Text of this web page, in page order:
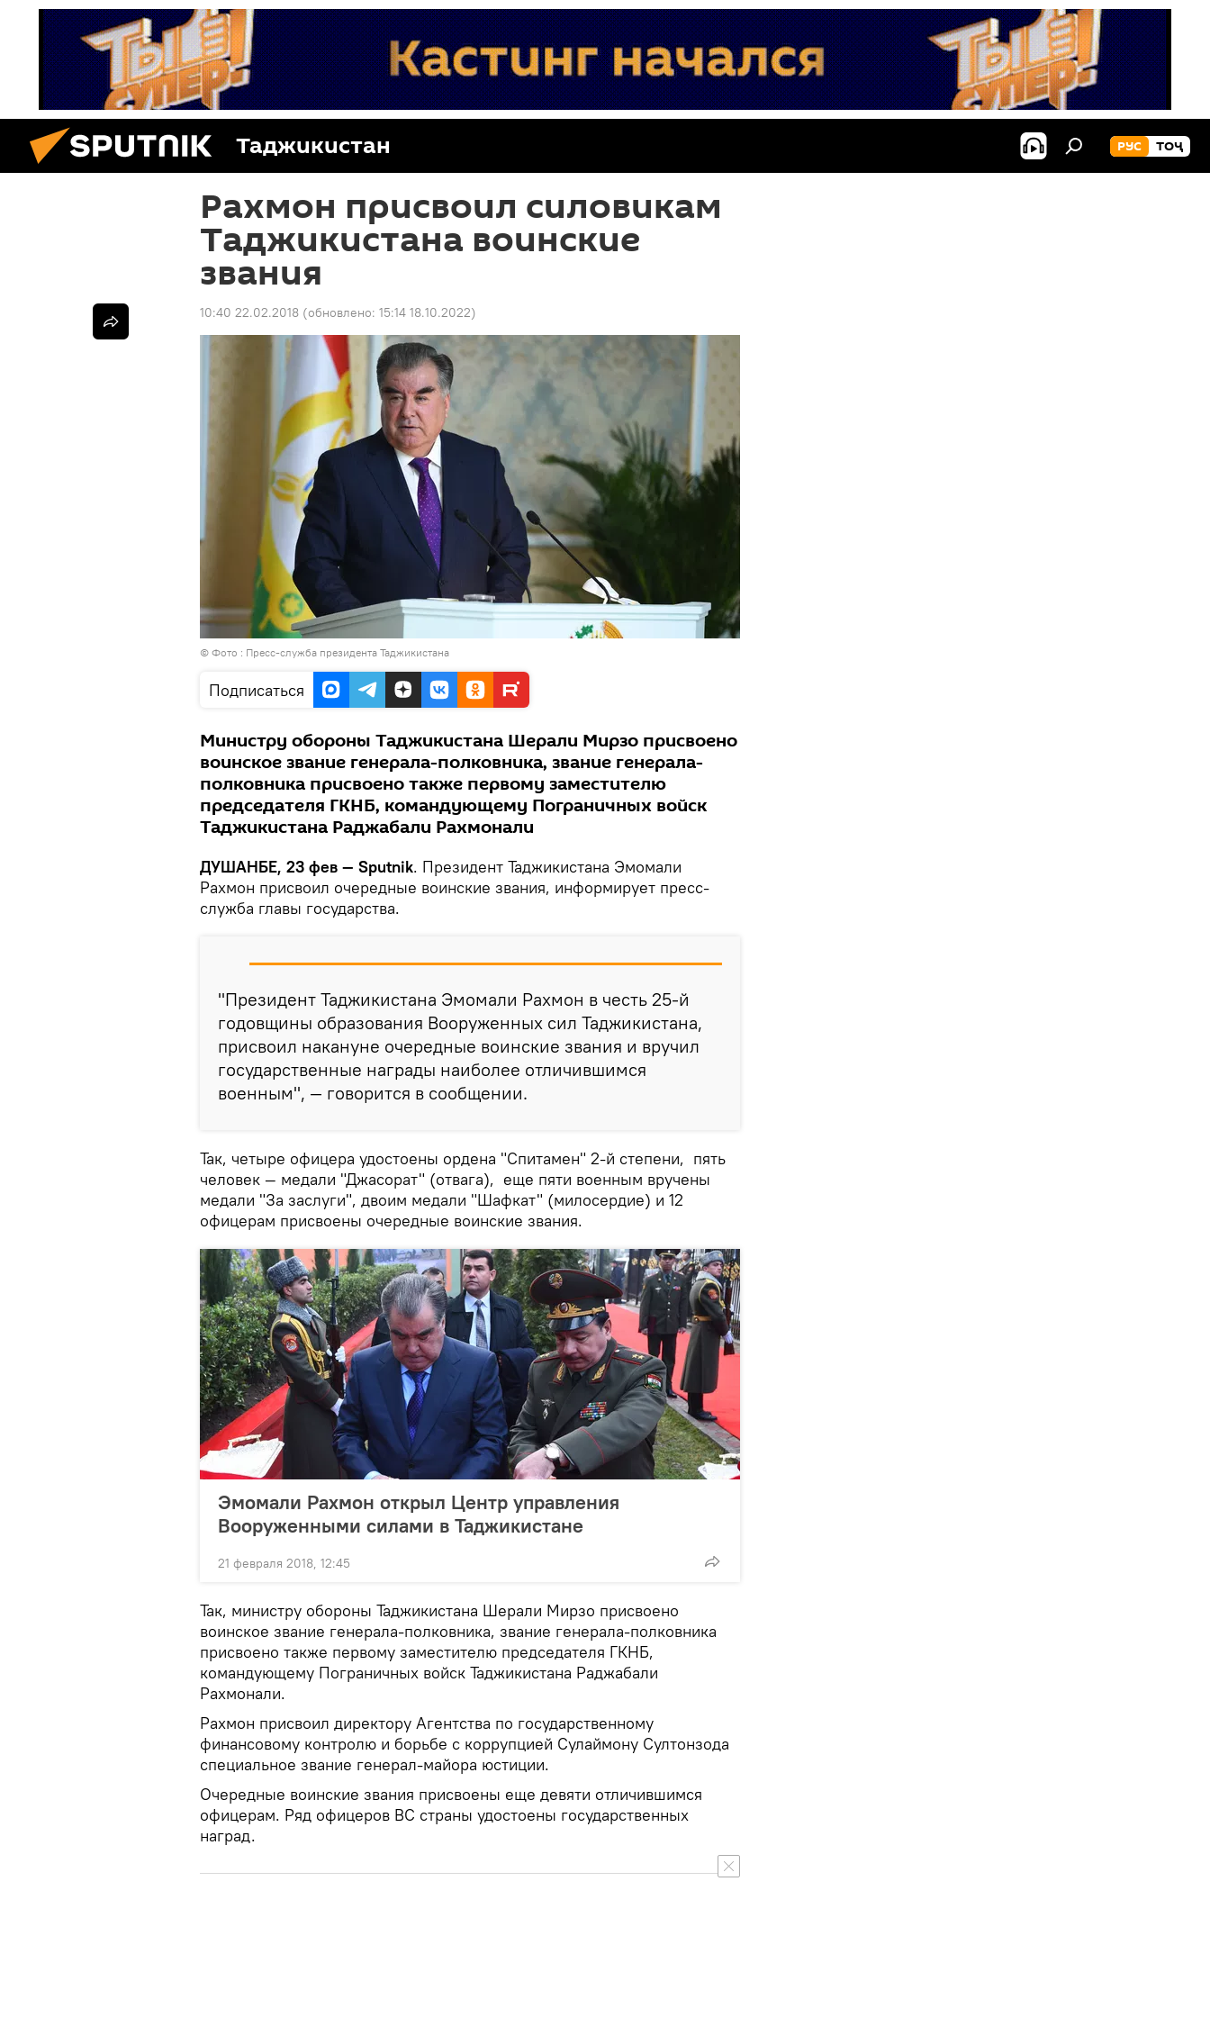
Таджикистан РУС ТОҶ
Рахмон присвоил силовикам
Таджикистана воинские
звания
10:40 22.02.2018 (обновлено: 15:14 18.10.2022)
© Фото : Пресс-служба президента Таджикистана
Подписаться
Министру обороны Таджикистана Шерали Мирзо присвоено
воинское звание генерала-полковника, звание генерала-
полковника присвоено также первому заместителю
председателя ГКНБ, командующему Пограничных войск
Таджикистана Раджабали Рахмонали
ДУШАНБЕ, 23 фев — Sputnik. Президент Таджикистана Эмомали
Рахмон присвоил очередные воинские звания, информирует пресс-
служба главы государства.
"Президент Таджикистана Эмомали Рахмон в честь 25-й
годовщины образования Вооруженных сил Таджикистана,
присвоил накануне очередные воинские звания и вручил
государственные награды наиболее отличившимся
военным", — говорится в сообщении.
Так, четыре офицера удостоены ордена "Спитамен" 2-й степени, пять
человек — медали "Джасорат" (отвага), еще пяти военным вручены
медали "За заслуги", двоим медали "Шафкат" (милосердие) и 12
офицерам присвоены очередные воинские звания.
Эмомали Рахмон открыл Центр управления
Вооруженными силами в Таджикистане
21 февраля 2018, 12:45
Так, министру обороны Таджикистана Шерали Мирзо присвоено
воинское звание генерала-полковника, звание генерала-полковника
присвоено также первому заместителю председателя ГКНБ,
командующему Пограничных войск Таджикистана Раджабали
Рахмонали.
Рахмон присвоил директору Агентства по государственному
финансовому контролю и борьбе с коррупцией Сулаймону Султонзода
специальное звание генерал-майора юстиции.
Очередные воинские звания присвоены еще девяти отличившимся
офицерам. Ряд офицеров ВС страны удостоены государственных
наград.